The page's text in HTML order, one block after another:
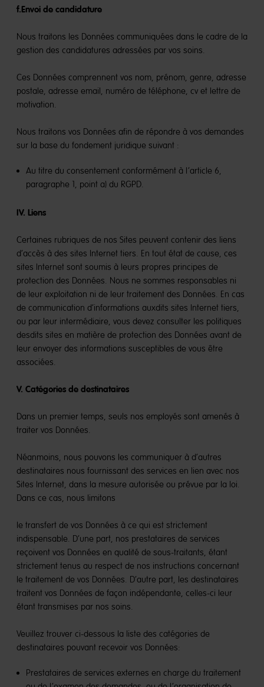
f.Envoi de candidature
Nous traitons les Données communiquées dans le cadre de la
gestion des candidatures adressées par vos soins.
Ces Données comprennent vos nom, prénom, genre, adresse
postale, adresse email, numéro de téléphone, cv et lettre de
motivation.
Nous traitons vos Données afin de répondre à vos demandes
sur la base du fondement juridique suivant :
Au titre du consentement conformément à l’article 6,
paragraphe 1, point a) du RGPD.
IV. Liens
Certaines rubriques de nos Sites peuvent contenir des liens
d’accès à des sites Internet tiers. En tout état de cause, ces
sites Internet sont soumis à leurs propres principes de
protection des Données. Nous ne sommes responsables ni
de leur exploitation ni de leur traitement des Données. En cas
de communication d’informations auxdits sites Internet tiers,
ou par leur intermédiaire, vous devez consulter les politiques
desdits sites en matière de protection des Données avant de
leur envoyer des informations susceptibles de vous être
associées.
V. Catégories de destinataires
Dans un premier temps, seuls nos employés sont amenés à
traiter vos Données.
Néanmoins, nous pouvons les communiquer à d’autres
destinataires nous fournissant des services en lien avec nos
Sites Internet, dans la mesure autorisée ou prévue par la loi.
Dans ce cas, nous limitons
le transfert de vos Données à ce qui est strictement
indispensable. D’une part, nos prestataires de services
reçoivent vos Données en qualité de sous-traitants, étant
strictement tenus au respect de nos instructions concernant
le traitement de vos Données. D’autre part, les destinataires
traitent vos Données de façon indépendante, celles-ci leur
étant transmises par nos soins.
Veuillez trouver ci-dessous la liste des catégories de
destinataires pouvant recevoir vos Données:
Prestataires de services externes en charge du traitement